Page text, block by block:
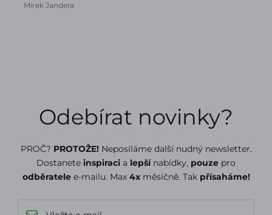
Mirek Jandera
Odebírat novinky?
PROČ? PROTOŽE! Neposíláme další nudný newsletter.
Dostanete inspiraci a lepšínabídky, pouze pro
odběratelee-mailu. Max 4xměsíčně. Tak přísaháme!